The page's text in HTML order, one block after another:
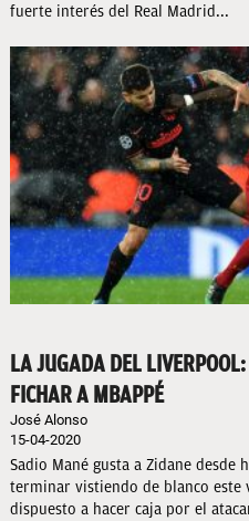
fuerte interés del Real Madrid...
LA JUGADA DEL
FICHAR A MBAPPÉ
José Alonso
15-04-2020
Sadio Mané gusta a Zidane
terminar vistiendo de blanco este
dispuesto a hacer caja por el